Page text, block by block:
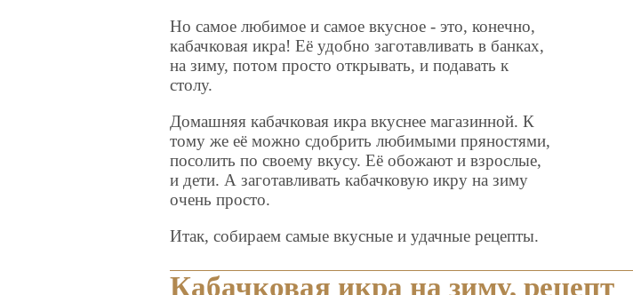
Но самое любимое и самое вкусное - это, конечно,
кабачковая икра! Её удобно заготавливать в банках,
на зиму, потом просто открывать, и подавать к
столу.
Домашняя кабачковая икра вкуснее магазинной. К
тому же её можно сдобрить любимыми пряностями,
посолить по своему вкусу. Её обожают и взрослые,
и дети. А заготавливать кабачковую икру на зиму
очень просто.
Итак, собираем самые вкусные и удачные рецепты.
Кабачковая икра на зиму, рецепт